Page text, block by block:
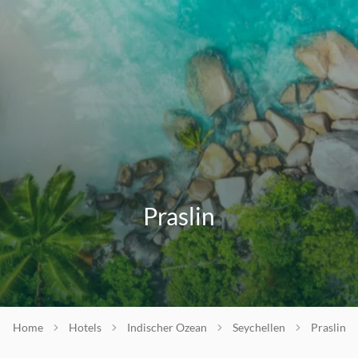
Praslin
Home Hotels Indischer Ozean Seychellen Praslin